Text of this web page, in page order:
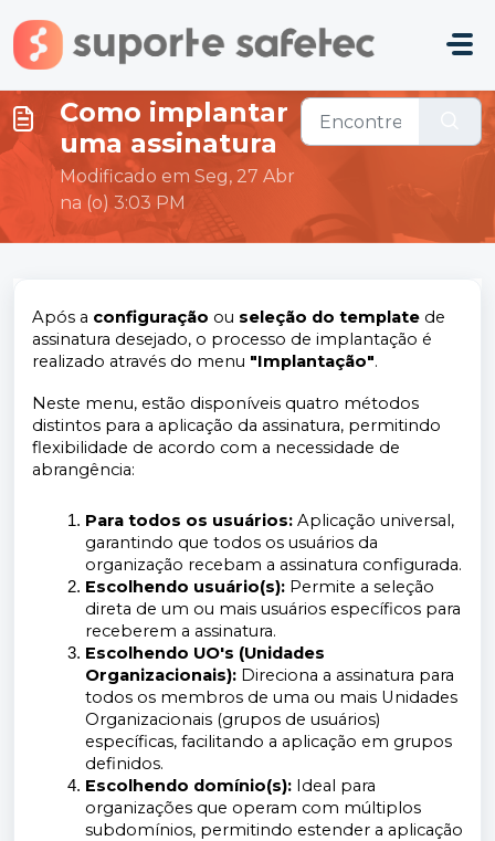
Ir para o conteúdo principal
Como implantar
uma assinatura
Modificado em Seg, 27 Abr
na (o) 3:03 PM
Após a configuração ou seleção do template de
assinatura desejado, o processo de implantação é
realizado através do menu "Implantação".
Neste menu, estão disponíveis quatro métodos
distintos para a aplicação da assinatura, permitindo
flexibilidade de acordo com a necessidade de
abrangência:
Para todos os usuários: Aplicação universal,
garantindo que todos os usuários da
organização recebam a assinatura configurada.
Escolhendo usuário(s): Permite a seleção
direta de um ou mais usuários específicos para
receberem a assinatura.
Escolhendo UO's (Unidades
Organizacionais): Direciona a assinatura para
todos os membros de uma ou mais Unidades
Organizacionais (grupos de usuários)
específicas, facilitando a aplicação em grupos
definidos.
Escolhendo domínio(s): Ideal para
organizações que operam com múltiplos
subdomínios, permitindo estender a aplicação